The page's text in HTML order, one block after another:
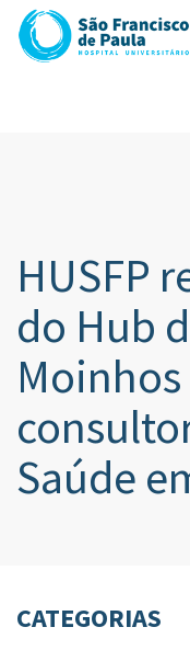
HUSFP
do Hub
Saúde
CATEGORIAS